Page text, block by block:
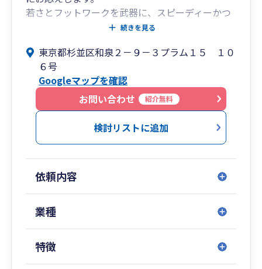
若さとフットワークを武器に、スピーディーかつ
正確な対応を実施しており、顧問先様へは全て代
で、他社のように無資格の従業員が担当になるこ
とはございません。
知識や経験不足の担当者や退職等による担当変更
の煩わしさは皆無です。
節税対策から税務申告業務まで、税に関するお悩
みやご要望がございましたらぜひご相談くださ
い。
続きを見る
東京都杉並区和泉２－９－３プラム１５ １０
６号
Googleマップを確認
お問い合わせ
紹介無料
検討リストに追加
依頼内容
業種
特徴